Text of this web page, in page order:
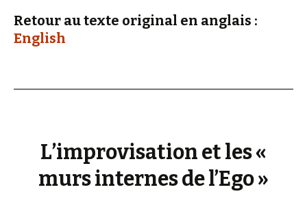
Retour au texte original en anglais :
English
L’improvisation et les «
murs internes de l’Ego »